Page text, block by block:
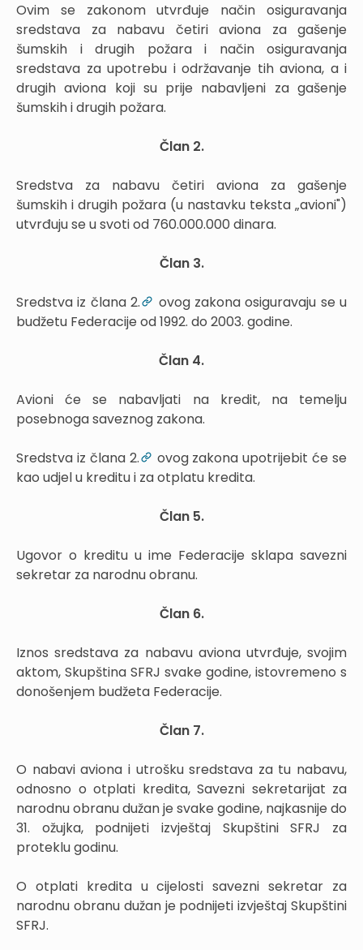
Ovim se zakonom utvrđuje način osiguravanja
sredstava za nabavu četiri aviona za gašenje
šumskih i drugih požara i način osiguravanja
sredstava za upotrebu i održavanje tih aviona, a i
drugih aviona koji su prije nabavljeni za gašenje
šumskih i drugih požara.
Član 2.
Sredstva za nabavu četiri aviona za gašenje
šumskih i drugih požara (u nastavku teksta „avioni")
utvrđuju se u svoti od 760.000.000 dinara.
Član 3.
Sredstva iz člana 2.
ovog zakona osiguravaju se u
budžetu Federacije od 1992. do 2003. godine.
Član 4.
Avioni će se nabavljati na kredit, na temelju
posebnoga saveznog zakona.
Sredstva iz člana 2.
ovog zakona upotrijebit će se
kao udjel u kreditu i za otplatu kredita.
Član 5.
Ugovor o kreditu u ime Federacije sklapa savezni
sekretar za narodnu obranu.
Član 6.
Iznos sredstava za nabavu aviona utvrđuje, svojim
aktom, Skupština SFRJ svake godine, istovremeno s
donošenjem budžeta Federacije.
Član 7.
O nabavi aviona i utrošku sredstava za tu nabavu,
odnosno o otplati kredita, Savezni sekretarijat za
narodnu obranu dužan je svake godine, najkasnije do
31. ožujka, podnijeti izvještaj Skupštini SFRJ za
proteklu godinu.
O otplati kredita u cijelosti savezni sekretar za
narodnu obranu dužan je podnijeti izvještaj Skupštini
SFRJ.